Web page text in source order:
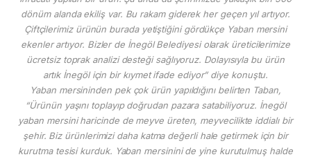
dönüm alanda ekiliş var. Bu rakam giderek her geçen yıl artıyor.
Çiftçilerimiz ürünün burada yetiştiğini gördükçe Yaban mersini
ekenler artıyor. Bizler de İnegöl Belediyesi olarak üreticilerimize
ücretsiz toprak analizi desteği sağlıyoruz. Dolayısıyla bu ürün
artık İnegöl için bir kıymet ifade ediyor” diye konuştu.
Yaban mersininden pek çok ürün yapıldığını belirten Taban,
“Ürünün yaşını toplayıp doğrudan pazara satabiliyoruz. İnegöl
yaban mersini haricinde de meyve üreten, meyvecilikte iddialı bir
şehir. Biz ürünlerimizi daha katma değerli hale getirmek için bir
kurutma tesisi kurduk. Yaban mersinini de yine kurutulmuş halde